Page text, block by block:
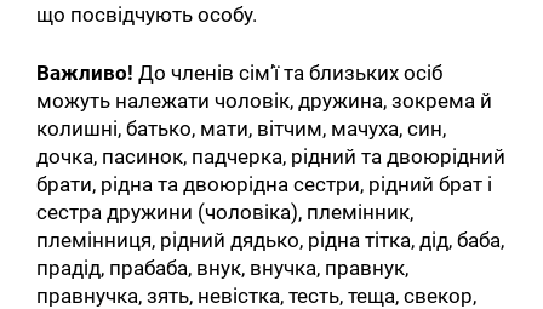
що посвідчують особу.
Важливо!До членів сімʼї та близьких осіб
можуть належати чоловік, дружина, зокрема й
колишні, батько, мати, вітчим, мачуха, син,
дочка, пасинок, падчерка, рідний та двоюрідний
брати, рідна та двоюрідна сестри, рідний брат і
сестра дружини (чоловіка), племінник,
племінниця, рідний дядько, рідна тітка, дід, баба,
прадід, прабаба, внук, внучка, правнук,
правнучка, зять, невістка, тесть, теща, свекор,